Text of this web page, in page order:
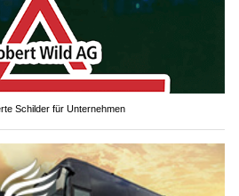
Schilder für Unternehmen